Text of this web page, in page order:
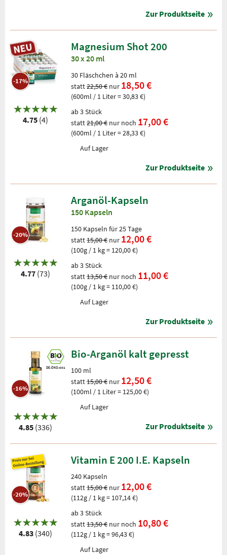
Zur Produktseite
-17%
4.75 (4)
Magnesium Shot 200
30 x 20 ml
30 Fläschchen à 20 ml
statt22,50 € nur 18,50 €
(600ml / 1 Liter = 30,83 €)
ab 3 Stück
statt21,00 € nur noch 17,00 €
(600ml / 1 Liter = 28,33 €)
Auf Lager
Zur Produktseite
-20%
4.77 (73)
Arganöl-Kapseln
150 Kapseln
150 Kapseln für 25 Tage
statt15,00 € nur 12,00 €
(100g / 1 kg = 120,00 €)
ab 3 Stück
statt13,50 € nur noch 11,00 €
(100g / 1 kg = 110,00 €)
Auf Lager
Zur Produktseite
-16%
DE-ÖKO-001
4.85 (336)
Bio-Arganöl kalt gepresst
100 ml
statt15,00 € nur 12,50 €
(100ml / 1 Liter = 125,00 €)
Auf Lager
Zur Produktseite
-20%
4.83 (340)
Vitamin E 200 I.E. Kapseln
240 Kapseln
statt15,00 € nur 12,00 €
(112g / 1 kg = 107,14 €)
ab 3 Stück
statt13,50 € nur noch 10,80 €
(112g / 1 kg = 96,43 €)
Auf Lager